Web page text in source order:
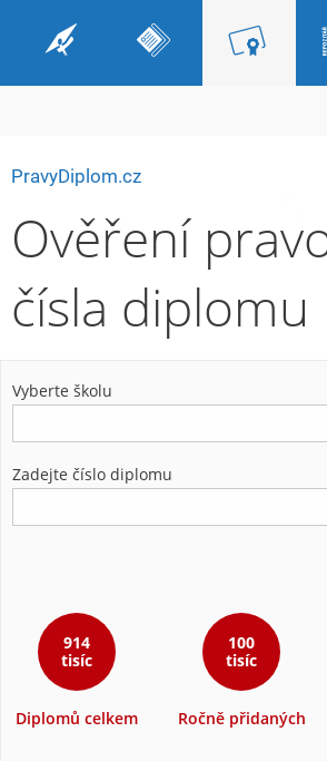
PravyDiplom.cz
Ověření
čísla diplomu
Vyberte školu
Zadejte číslo diplomu
914
tisíc
Diplomů celkem
100
tisíc
Ročně přidaných